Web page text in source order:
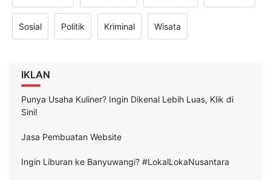
Sosial Politik Kriminal Wisata
IKLAN
Punya Usaha Kuliner? Ingin Dikenal Lebih Luas, Klik di
Sini!
Jasa Pembuatan Website
Ingin Liburan ke Banyuwangi? #LokalLokaNusantara